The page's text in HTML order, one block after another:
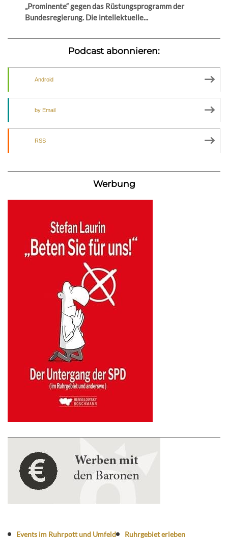
„Prominente“ gegen das Rüstungsprogramm der
Bundesregierung. Die intellektuelle...
Podcast abonnieren:
Android
by Email
RSS
Werbung
Events im Ruhrpott und Umfeld Ruhrgebiet erleben